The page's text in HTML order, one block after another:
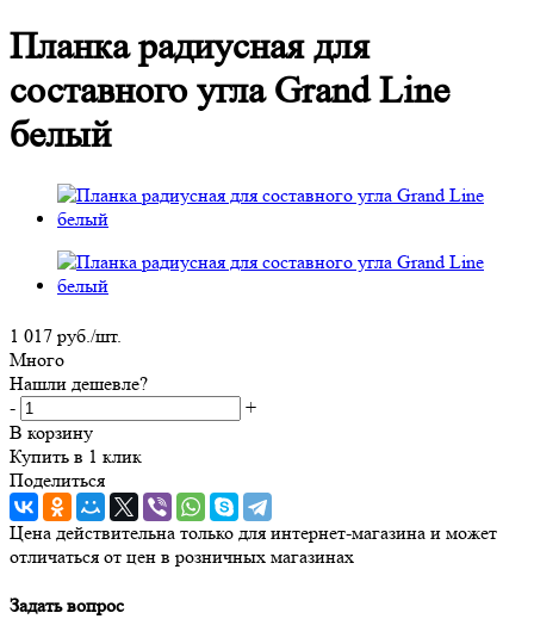
Планка радиусная для
составного угла Grand Line
белый
1 017 руб./шт.
Много
Нашли дешевле?
-
+
В корзину
Купить в 1 клик
Поделиться
Цена действительна только для интернет-магазина и может
отличаться от цен в розничных магазинах
Задать вопрос